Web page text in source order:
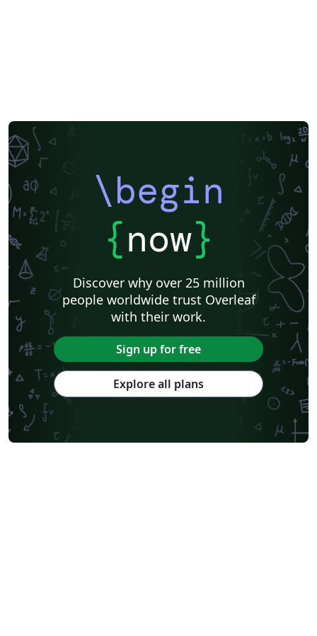
\begin
{now}
Discover why over 25 million
people worldwide trust Overleaf
with their work.
Sign up for free
Explore all plans